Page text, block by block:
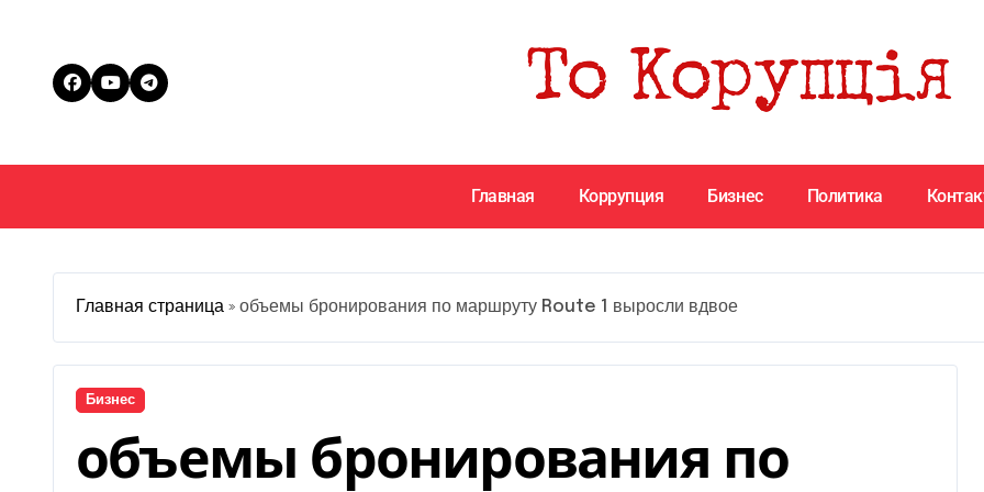
Главная Коррупция Бизнес Политика
Главная страница » объемы бронирования по маршруту Route 1 выросли вдвое
Бизнес
объемы бронирования по